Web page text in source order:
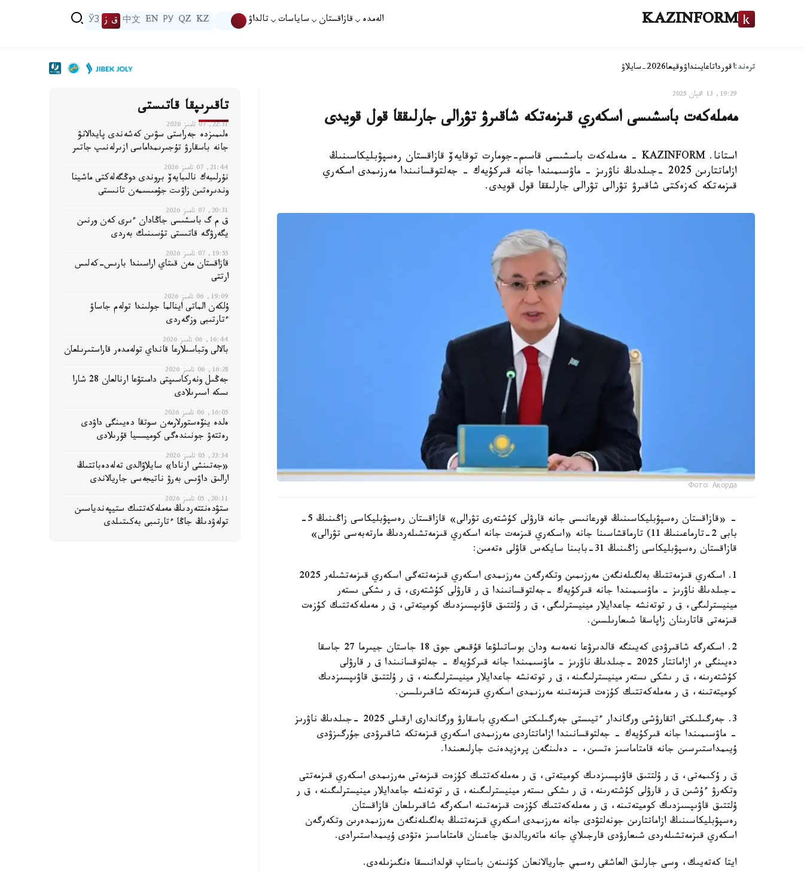
KAZINFORM الەمدە قازاقستان ساياسات تالداۋ KZ
QZ
РУ
EN
中文 ق ز ЎЗ
ترەند:اقورداتاعايىنداۋوقيعا2026-سايلاۋ
19:29, 13 اقپان 2025
مەملەكەت باسشىسى اسكەري قىزمەتكە شاقىرۋ تۋرالى جارلىققا قول قويدى
استانا. KAZINFORM - مەملەكەت باسشىسى قاسىم-جومارت توقايەۆ قازاقستان رەسپۋبليكاسىنىڭ
ازاماتتارىن 2025 -جىلدىڭ ناۋرىز - ماۋسىمىندا جانە قىركۇيەك - جەلتوقسانىندا مەرزىمدى اسكەري
قىزمەتكە كەزەكتى شاقىرۋ تۋرالى تۋرالى جارلىققا قول قويدى.
Фото: Ақорда
- «قازاقستان رەسپۋبليكاسىنىڭ قورعانىسى جانە قارۋلى كۇشتەرى تۋرالى» قازاقستان رەسپۋبليكاسى زاڭىنىڭ 5-
بابى 2-تارماعىنىڭ 11) تارماقشاسىنا جانە «اسكەري قىزمەت جانە اسكەري قىزمەتشىلەردىڭ مارتەبەسى تۋرالى»
قازاقستان رەسپۋبليكاسى زاڭىنىڭ 31-بابىنا سايكەس قاۋلى ەتەمىن:
1. اسكەري قىزمەتتىڭ بەلگىلەنگەن مەرزىمىن وتكەرگەن مەرزىمدى اسكەري قىزمەتتەگى اسكەري قىزمەتشىلەر 2025
-جىلدىڭ ناۋرىز - ماۋسىمىندا جانە قىركۇيەك -جەلتوقسانىندا ق ر قارۋلى كۇشتەرى، ق ر ىشكى ىستەر
مينيسترلىگى، ق ر توتەنشە جاعدايلار مينيسترلىگى، ق ر ۇلتتىق قاۋىپسىزدىك كوميتەتى، ق ر مەملەكەتتىك كۇزەت
قىزمەتى قاتارىنان زاپاسقا شىعارىلسىن.
2. اسكەرگە شاقىرۋدى كەيىنگە قالدىرۋعا نەمەسە ودان بوساتىلۋعا قۇقىعى جوق 18 جاستان جيىرما 27 جاسقا
دەيىنگى ەر ازاماتتار 2025 -جىلدىڭ ناۋرىز - ماۋسىمىندا جانە قىركۇيەك - جەلتوقسانىندا ق ر قارۋلى
كۇشتەرىنە، ق ر ىشكى ىستەر مينيسترلىگىنە، ق ر توتەنشە جاعدايلار مينيسترلىگىنە، ق ر ۇلتتىق قاۋىپسىزدىك
كوميتەتىنە، ق ر مەملەكەتتىك كۇزەت قىزمەتىنە مەرزىمدى اسكەري قىزمەتكە شاقىرىلسىن.
3. جەرگىلىكتى اتقارۋشى ورگاندار ءتيىستى جەرگىلىكتى اسكەري باسقارۋ ورگاندارى ارقىلى 2025 -جىلدىڭ ناۋرىز
- ماۋسىمىندا جانە قىركۇيەك - جەلتوقسانىندا ازاماتتاردى مەرزىمدى اسكەري قىزمەتكە شاقىرۋدى جۇرگىزۋدى
ۇيىمداستىرسىن جانە قامتاماسىز ەتسىن، - دەلىنگەن پرەزيدەنت جارلىعىندا.
ق ر ۇكىمەتى، ق ر ۇلتتىق قاۋىپسىزدىك كوميتەتى، ق ر مەملەكەتتىك كۇزەت قىزمەتى مەرزىمدى اسكەري قىزمەتتى
وتكەرۋ ءۇشىن ق ر قارۋلى كۇشتەرىنە، ق ر ىشكى ىستەر مينيسترلىگىنە، ق ر توتەنشە جاعدايلار مينيسترلىگىنە، ق ر
ۇلتتىق قاۋىپسىزدىك كوميتەتىنە، ق ر مەملەكەتتىك كۇزەت قىزمەتىنە اسكەرگە شاقىرىلعان قازاقستان
رەسپۋبليكاسىنىڭ ازاماتتارىن جونەلتۋدى جانە مەرزىمدى اسكەري قىزمەتتىڭ بەلگىلەنگەن مەرزىمدەرىن وتكەرگەن
اسكەري قىزمەتشىلەردى شىعارۋدى قارجىلاي جانە ماتەريالدىق جاعىنان قامتاماسىز ەتۋدى ۇيىمداستىرادى.
ايتا كەتەيىك، وسى جارلىق العاشقى رەسمي جاريالانعان كۇنىنەن باستاپ قولدانىسقا ەنگىزىلەدى.
تاقىرىپقا قاتىستى
22:31, 07 تامىز 2026
ەلىمىزدە جەراستى سۋىن كەشەندى پايدالانۋ
جانە باسقارۋ تۇجىرىمداماسى ازىرلەنىپ جاتىر
21:44, 07 تامىز 2026
نۇرلىبەك نالىبايەۆ بروندى دوڭگەلەكتى ماشينا
وندىرەتىن زاۋىت جۇمىسىمەن تانىستى
20:31, 07 تامىز 2026
ق م گ باسشىسى جاڭادان ءىرى كەن ورنىن
يگەرۋگە قاتىستى تۇسىنىك بەردى
19:55, 07 تامىز 2026
قازاقستان مەن قىتاي اراسىندا بارىس-كەلىس
ارتتى
19:09, 06 تامىز 2026
ۇلكەن الماتى اينالما جولىندا تولەم جاساۋ
ءتارتىبى وزگەردى
16:44, 06 تامىز 2026
بالالى وتباسىلارعا قانداي تولەمدەر قاراستىرىلعان
16:28, 06 تامىز 2026
جەڭىل ونەركاسىپتى دامىتۋعا ارنالعان 28 شارا
ىسكە اسىرىلادى
16:05, 06 تامىز 2026
ەلدە ينۆەستورلارمەن سوتقا دەيىنگى داۋدى
رەتتەۋ جونىندەگى كوميسسيا قۇرىلادى
23:34, 05 تامىز 2026
«جەتىنشى ارنادا» سايلاۋالدى تەلەدەباتتىڭ
ارالىق داۋىس بەرۋ ناتيجەسى جاريالاندى
20:11, 05 تامىز 2026
ستۋدەنتتەردىڭ مەملەكەتتىك ستيپەندياسىن
تولەۋدىڭ جاڭا ءتارتىبى بەكىتىلدى